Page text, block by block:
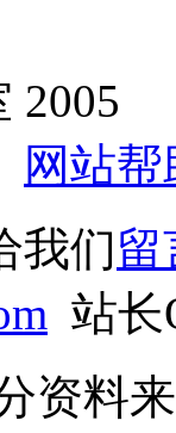
室
网站帮
我们留
站长
资料